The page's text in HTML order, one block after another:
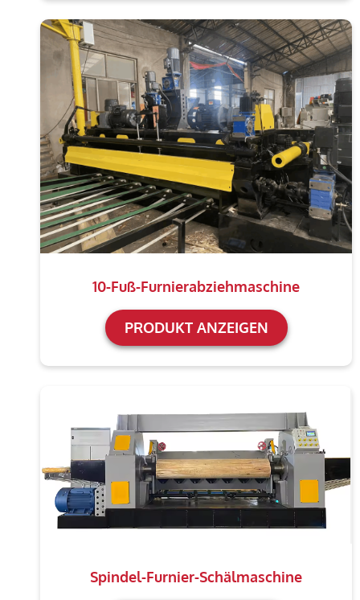
10-Fuß-Furnierabziehmaschine
PRODUKT ANZEIGEN
Spindel-Furnier-Schälmaschine